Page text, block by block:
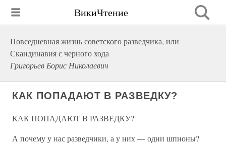
ВикиЧтение
Повседневная жизнь советского разведчика, или
Скандинавия с черного хода
Григорьев Борис Николаевич
КАК ПОПАДАЮТ В РАЗВЕДКУ?
КАК ПОПАДАЮТ В РАЗВЕДКУ?
А почему у нас разведчики, а у них — одни шпионы?